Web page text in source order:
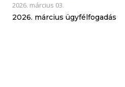
2026. március 03.
2026. március ügyfélfogadás